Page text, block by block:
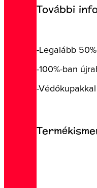
További
-Legalább
-100%-ban
-Védőkupakkal